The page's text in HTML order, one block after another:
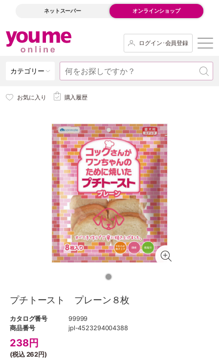
ネットスーパー オンラインショップ
ログイン･会員登録
カテゴリー
お気に入り 購入履歴
プチトースト プレーン８枚
カタログ番号
99999
商品番号
jpl-4523294004388
238円
(税込262円)